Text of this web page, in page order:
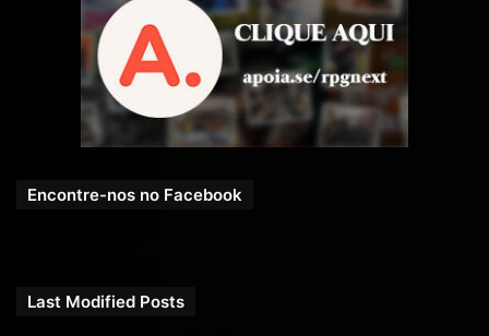
Encontre-nos no Facebook
Last Modified Posts